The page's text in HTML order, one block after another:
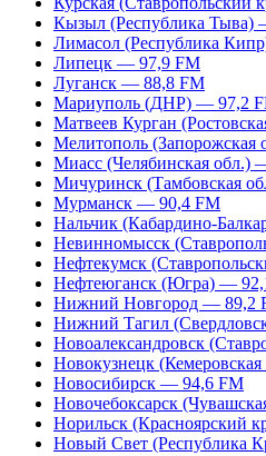
Кызыл (Республика Тыва)
Лимасол (Республика
Липецк — 97,9 FM
Луганск — 88,8 FM
Мариуполь (ДНР) — 97,2
Матвеев Курган
Мелитополь
Миасс (Челябинская обл.)
Мичуринск (Тамбовская
Мурманск — 90,4 FM
Нальчик (Кабардино-
Невинномысск
Нефтекумск
Нефтеюганск (Югра) —
Нижний Новгород — 89,2
Нижний Тагил
Новоалександровск
Новокузнецк
Новосибирск — 94,6 FM
Новочебоксарск
Норильск (Красноярский
Новый Свет (Республика